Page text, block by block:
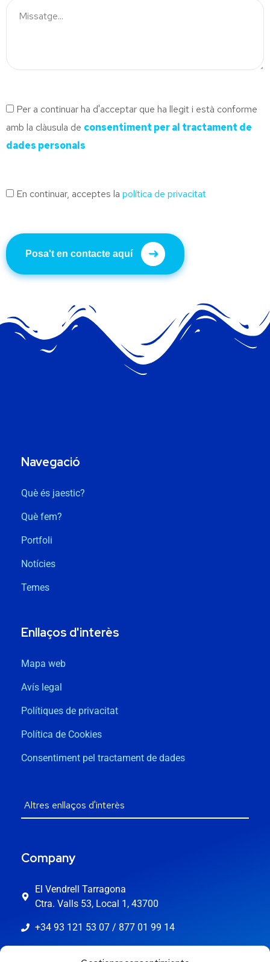
Per a continuar ha d'acceptar que ha llegit i està conforme
amb la clàusula de consentiment per al tractament de
dades personals
En continuar, acceptes la política de privacitat
Posa't en contacte aquí
Navegació
Què és jaestic?
Què fem?
Portfoli
Notícies
Temes
Enllaços d'interès
Mapa web
Avís legal
Polítiques de privacitat
Política de Cookies
Consentiment pel tractament de dades
Company
El Vendrell Tarragona
Ctra. Valls 53, Local 1, 43700
+34 93 121 53 07 / 877 01 99 14